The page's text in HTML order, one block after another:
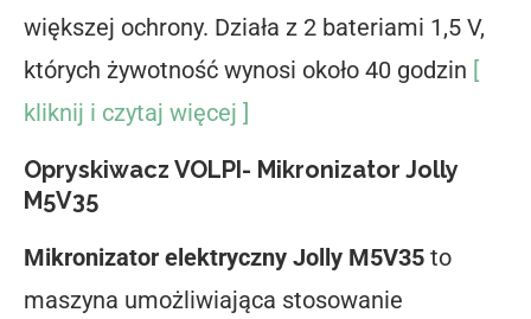
większej ochrony. Działa z 2 bateriami 1,5 V,
których żywotność wynosi około 40 godzin [
kliknij i czytaj więcej ]
Opryskiwacz VOLPI- Mikronizator Jolly
M5V35
Mikronizator elektryczny Jolly M5V35 to
maszyna umożliwiająca stosowanie